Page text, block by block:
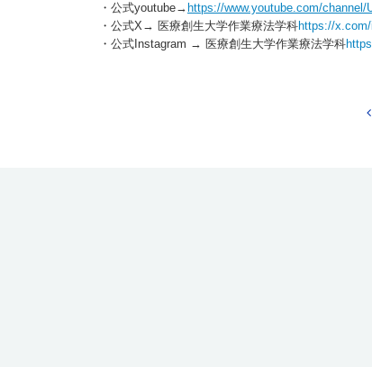
・公式youtube→ https://www.youtube.com/
・公式X→ 医療創生大学作業療法学科https://
・公式Instagram → 医療創生大学作業療法学科